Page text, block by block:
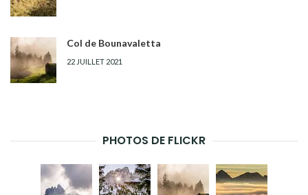
Col de Bounavaletta
22 JUILLET 2021
PHOTOS DE FLICKR